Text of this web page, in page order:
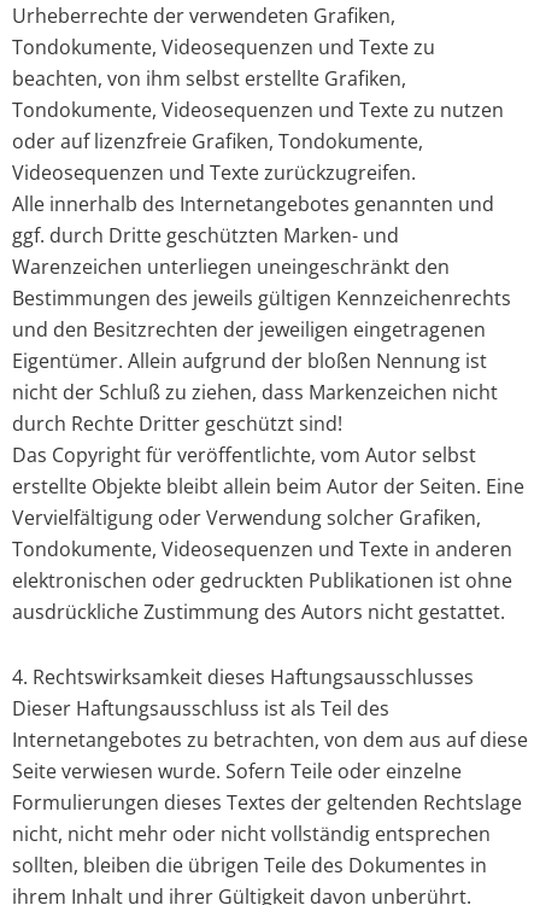
Urheberrechte der verwendeten Grafiken,
Tondokumente, Videosequenzen und Texte zu
beachten, von ihm selbst erstellte Grafiken,
Tondokumente, Videosequenzen und Texte zu nutzen
oder auf lizenzfreie Grafiken, Tondokumente,
Videosequenzen und Texte zurückzugreifen.
Alle innerhalb des Internetangebotes genannten und
ggf. durch Dritte geschützten Marken- und
Warenzeichen unterliegen uneingeschränkt den
Bestimmungen des jeweils gültigen Kennzeichenrechts
und den Besitzrechten der jeweiligen eingetragenen
Eigentümer. Allein aufgrund der bloßen Nennung ist
nicht der Schluß zu ziehen, dass Markenzeichen nicht
durch Rechte Dritter geschützt sind!
Das Copyright für veröffentlichte, vom Autor selbst
erstellte Objekte bleibt allein beim Autor der Seiten. Eine
Vervielfältigung oder Verwendung solcher Grafiken,
Tondokumente, Videosequenzen und Texte in anderen
elektronischen oder gedruckten Publikationen ist ohne
ausdrückliche Zustimmung des Autors nicht gestattet.
4. Rechtswirksamkeit dieses Haftungsausschlusses
Dieser Haftungsausschluss ist als Teil des
Internetangebotes zu betrachten, von dem aus auf diese
Seite verwiesen wurde. Sofern Teile oder einzelne
Formulierungen dieses Textes der geltenden Rechtslage
nicht, nicht mehr oder nicht vollständig entsprechen
sollten, bleiben die übrigen Teile des Dokumentes in
ihrem Inhalt und ihrer Gültigkeit davon unberührt.